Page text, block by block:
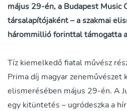
május 29-én, a Budapest Music
társalapítójaként – a szakmai
hárommillió forinttal támogatta
Tíz kiemelkedő fiatal művész
Prima díj magyar zeneművészet
elismerésében május 29-én. A
egy kitüntetés – ugródeszka a